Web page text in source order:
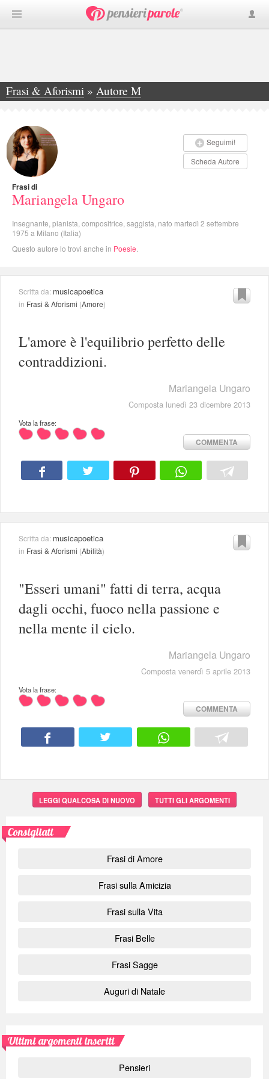
Frasi & Aforismi » Autore M
»Mariangela Ungaro
Seguimi!
Scheda Autore
Frasi di
Mariangela Ungaro
Insegnante, pianista, compositrice, saggista, nato martedì 2 settembre
1975 a Milano (Italia)
Questo autore lo trovi anche in Poesie
Scritta da: musicapoetica
in Frasi & Aforismi (Amore)
L'amore è l'equilibrio perfetto delle
contraddizioni.
Mariangela Ungaro
Composta lunedì 23 dicembre 2013
Vota la frase:
COMMENTA
Scritta da: musicapoetica
in Frasi & Aforismi (Abilità)
"Esseri umani" fatti di terra, acqua
dagli occhi, fuoco nella passione e
nella mente il cielo.
Mariangela Ungaro
Composta venerdì 5 aprile 2013
Vota la frase:
COMMENTA
LEGGI QUALCOSA DI NUOVO TUTTI GLI ARGOMENTI
Consigliati
Frasi di Amore
Frasi sulla Amicizia
Frasi sulla Vita
Frasi Belle
Frasi Sagge
Auguri di Natale
Ultimi argomenti inseriti
Pensieri